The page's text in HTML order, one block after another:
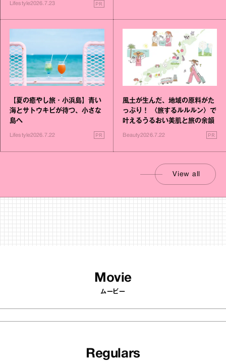
Lifestyle2026.7.23 PR
【夏の癒やし旅・小浜島】青い
海とサトウキビが待つ、小さな
島へ
Lifestyle2026.7.22 PR
風土が生んだ、地域の原料がた
っぷり！ 〈旅するルルルン〉で
叶えるうるおい美肌と旅の余韻
Beauty2026.7.22 PR
View all
Movie
ムービー
Regulars